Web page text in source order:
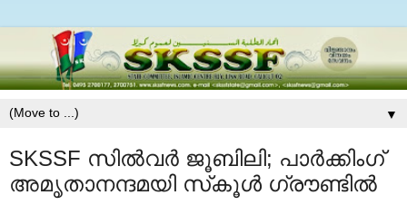
▼
SKSSF സില്‍വര്‍ ജൂബിലി; പാര്‍ക്കിംഗ്
അമൃതാനന്ദമയി സ്‌കൂള്‍ ഗ്രൗണ്ടില്‍